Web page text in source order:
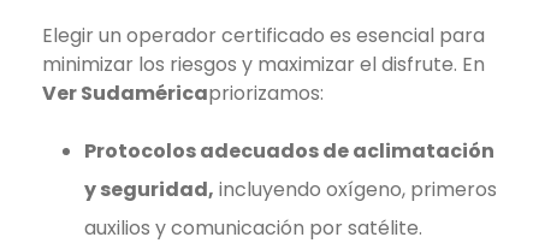
Elegir un operador certificado es esencial para
minimizar los riesgos y maximizar el disfrute. En
Ver Sudaméricapriorizamos:
Protocolos adecuados de aclimatación
y seguridad, incluyendo oxígeno, primeros
auxilios y comunicación por satélite.